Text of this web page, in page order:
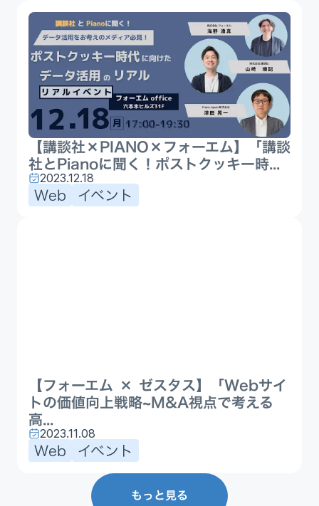
【講談社×PIANO×フォーエム】「講談
社とPianoに聞く！ポストクッキー時...
2023.12.18
Web イベント
【フォーエム × ゼスタス】「Webサイ
トの価値向上戦略~M&A視点で考える
高...
2023.11.08
Web イベント
もっと見る